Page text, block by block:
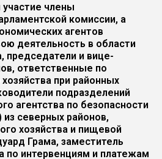
участие члены
комиссии, а
агентов
деятельность в области
председатели и вице-
ответственные по
при районных
подразделений
агентства по безопасности
северных районов,
хозяйства и пищевой
Грама, заместитель
по интервенциям и платежам